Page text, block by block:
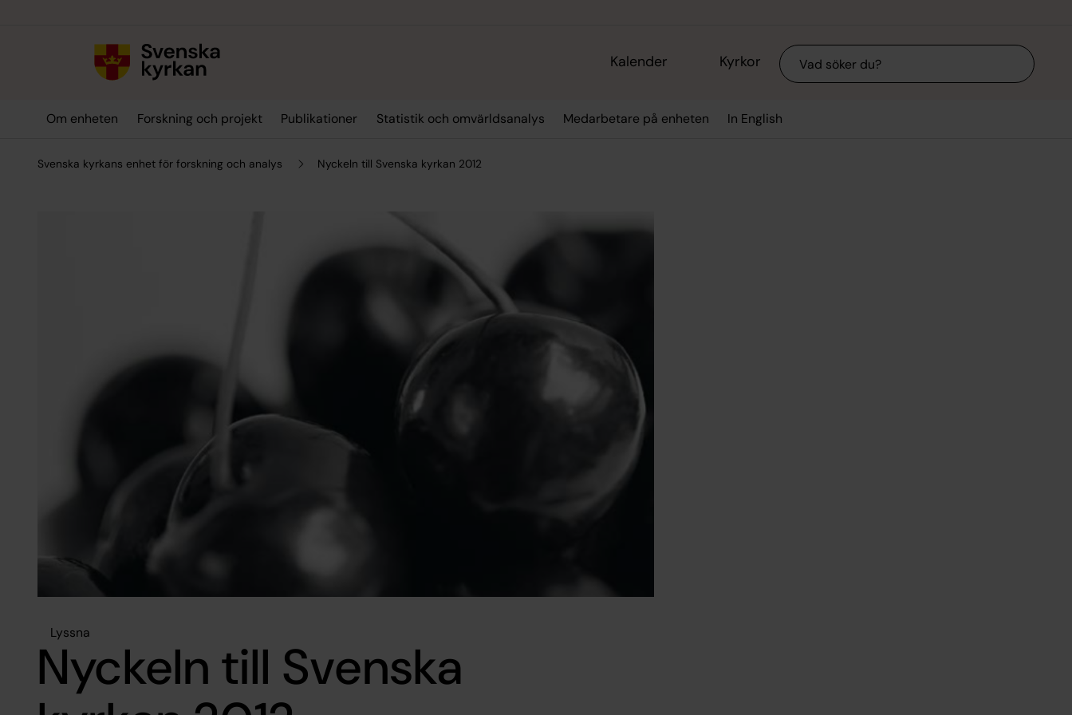
Kalender Kyrkor Sök
Om enheten Forskning och projekt Publikationer Statistik och omvärldsanalys Medarbetare på enheten In English
Svenska kyrkans enhet för forskning och analys Nyckeln till Svenska kyrkan 2012
Lyssna
Nyckeln till Svenska